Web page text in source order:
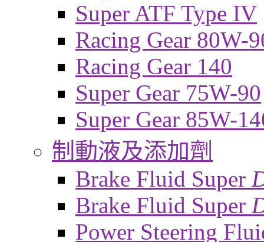
Super ATF Type IV
Racing Gear 80W-
Racing Gear 140
Super Gear 75W-90
Super Gear 85W-
制動液及添加劑
Brake Fluid Super
Brake Fluid Super
Power Steering